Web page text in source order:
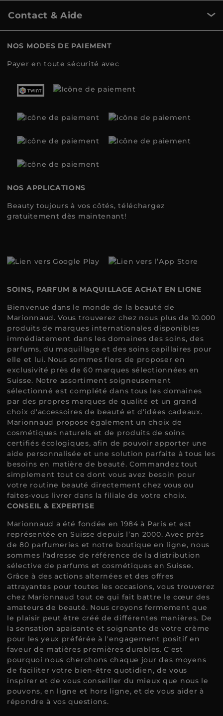
Contact & Aide
NOS MODES DE PAIEMENT
Payer en toute sécurité avec
NOS APPLICATIONS
Beauty toujours à vos côtés, téléchargez
gratuitement dès maintenant!
SOINS, PARFUM & MAQUILLAGE ACHAT EN LIGNE
Bienvenue dans le monde de la beauté de
Marionnaud. Vous trouverez chez nous plus de 10.000
produits de marques internationales disponibles
immédiatement dans les domaines des soins, des
parfums, du maquillage et des soins capillaires pour
elle et lui. Nous sommes fiers de proposer en
exclusivité près de 60 marques sélectionnées en
Suisse. Notre assortiment soigneusement
sélectionné est complété dans tous les domaines
par des propres marques de qualité et un grand
choix d'accessoires de beauté et d'idées cadeaux.
Marionnaud propose également un choix de
cosmétiques naturels et de produits de soins
certifiés écologiques, afin de pouvoir apporter une
aide personnalisée et une solution parfaite à tous les
besoins en matière de beauté. Commandez tout
simplement tout ce dont vous avez besoin pour
votre routine beauté directement chez vous ou
faites-vous livrer dans la filiale de votre choix.
CONSEIL & EXPERTISE
Marionnaud a été fondée en 1984 à Paris et est
représentée en Suisse depuis l’an 2000. Avec près
de 80 parfumeries et notre boutique en ligne, nous
sommes l'adresse de référence de la distribution
sélective de parfums et cosmétiques en Suisse.
Grâce à des actions alternées et des offres
attrayantes pour toutes les occasions, vous trouverez
chez Marionnaud tout ce qui fait battre le cœur des
amateurs de beauté. Nous croyons fermement que
le plaisir peut être créé de différentes manières. De
la sensation apaisante et soignante de votre crème
pour les yeux préférée à l'engagement positif en
faveur de matières premières durables. C'est
pourquoi nous cherchons chaque jour des moyens
de faciliter votre bien-être quotidien, de vous
inspirer et de vous conseiller du mieux que nous le
pouvons, en ligne et hors ligne, et de vous aider à
répondre à vos questions.